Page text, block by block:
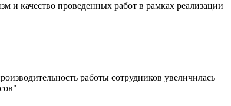
качество проведенных работ в рамках реализации
работы сотрудников увеличилась